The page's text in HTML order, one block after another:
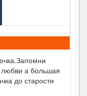
а большая
до старости